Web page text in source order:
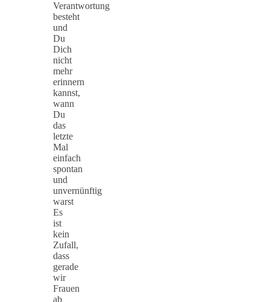
Verantwortung
besteht
und
Du
Dich
nicht
mehr
erinnern
kannst,
wann
Du
das
letzte
Mal
einfach
spontan
und
unvernünftig
warst
Es
ist
kein
Zufall,
dass
gerade
wir
Frauen
ab